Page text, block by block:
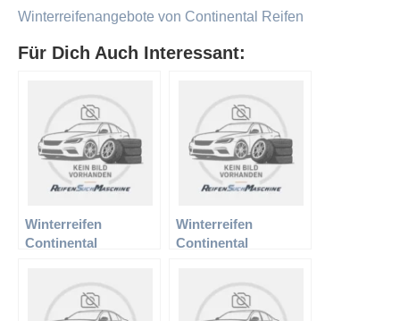
Winterreifenangebote von Continental Reifen
Für Dich Auch Interessant:
Winterreifen
Continental
Winterreifen
Continental